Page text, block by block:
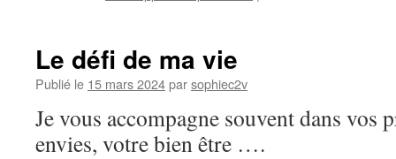
Le défi de ma vie
Publié le 15 mars 2024parsophiec2v
Je vous accompagne souvent dans vos
envies, votre bien être ….